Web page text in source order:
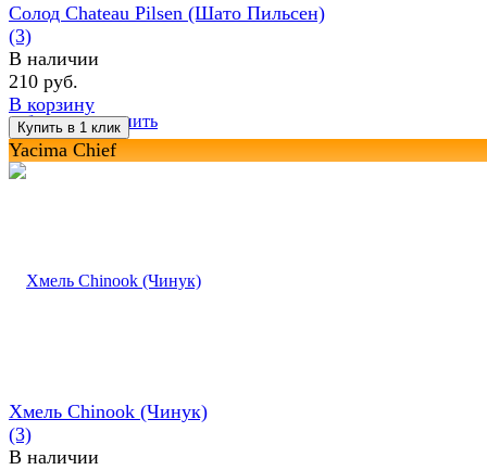
избранное сравнить
Солод Chateau Pilsen (Шато Пильсен)
(3)
В наличии
210 руб.
В корзину
Yacima Chief
Хмель Chinook (Чинук)
(3)
В наличии